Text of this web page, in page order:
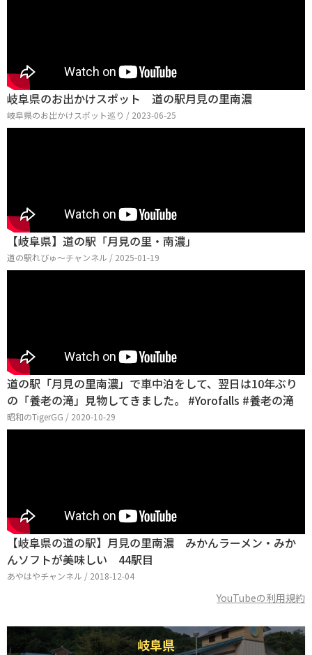
岐阜県のお出かけスポット 道の駅月見の里南濃
岐阜県のお出かけスポット巡り / 2023-06-25
【岐阜県】道の駅「月見の里・南濃」
道の駅れびゅ〜チャンネル / 2025-01-19
道の駅「月見の里南濃」で車中泊をして、翌日は10年ぶり
の「養老の滝」見物してきました。 #Yorofalls #養老の滝
昭和のTigerGG / 2020-10-29
【岐阜県の道の駅】月見の里南濃 みかんラーメン・みか
んソフトが美味しい 44駅目
あやはやチャンネル / 2018-12-04
YouTubeの利用規約
岐阜県